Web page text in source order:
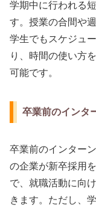
学期中に行われる
す。授業の合間や
学生でもスケジュ
り、時間の使い方
可能です。
卒業前のインタ
卒業前のインター
の企業が新卒採用
で、就職活動に向
きます。ただし、